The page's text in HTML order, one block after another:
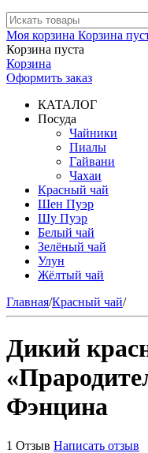
Моя корзина Корзина
Корзина пуста
Корзина
Оформить заказ
КАТАЛОГ
Посуда
Чайники
Пиалы
Гайвани
Чахаи
Красный чай
Шен Пуэр
Шу Пуэр
Белый чай
Зелёный чай
Улун
Жёлтый чай
Главная/Красный чай/
Дикий
Фэнцина
1 Отзыв Написать отзыв